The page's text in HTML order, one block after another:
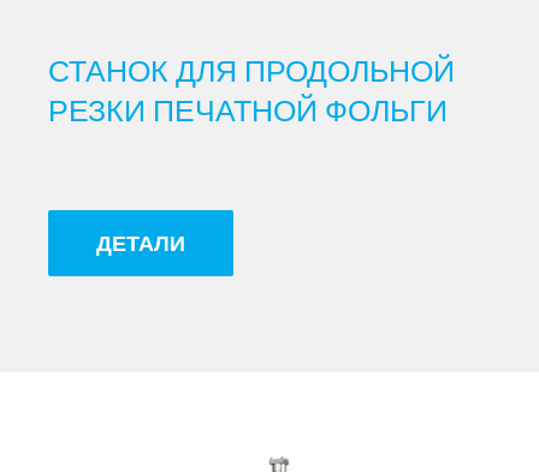
СТАНОК ДЛЯ ПРОДОЛЬНОЙ
РЕЗКИ ПЕЧАТНОЙ ФОЛЬГИ
ДЕТАЛИ